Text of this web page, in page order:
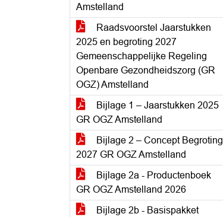
Amstelland
Raadsvoorstel Jaarstukken
2025 en begroting 2027
Gemeenschappelijke Regeling
Openbare Gezondheidszorg (GR
OGZ) Amstelland
Bijlage 1 – Jaarstukken 2025
GR OGZ Amstelland
Bijlage 2 – Concept Begroting
2027 GR OGZ Amstelland
Bijlage 2a - Productenboek
GR OGZ Amstelland 2026
Bijlage 2b - Basispakket